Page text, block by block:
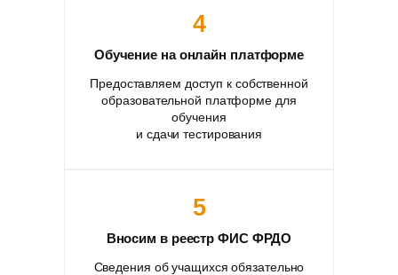
4
Обучение на онлайн платформе
Предоставляем доступ к собственной
образовательной платформе для
обучения
и сдачи тестирования
5
Вносим в реестр ФИС ФРДО
Сведения об учащихся обязательно